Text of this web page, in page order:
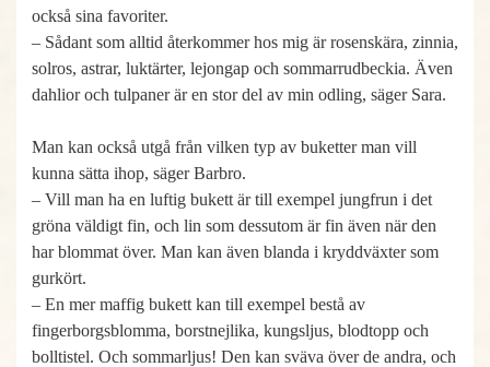
också sina favoriter.
– Sådant som alltid återkommer hos mig är rosenskära, zinnia,
solros, astrar, luktärter, lejongap och sommarrudbeckia. Även
dahlior och tulpaner är en stor del av min odling, säger Sara.
Man kan också utgå från vilken typ av buketter man vill
kunna sätta ihop, säger Barbro.
– Vill man ha en luftig bukett är till exempel jungfrun i det
gröna väldigt fin, och lin som dessutom är fin även när den
har blommat över. Man kan även blanda i kryddväxter som
gurkört.
– En mer maffig bukett kan till exempel bestå av
fingerborgsblomma, borstnejlika, kungsljus, blodtopp och
bolltistel. Och sommarljus! Den kan sväva över de andra, och